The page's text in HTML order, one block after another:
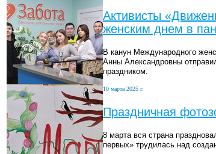
Активисты
женским днем в
В канун Международного
Анны Александровны
праздником.
10 марта 2025 г.
Праздничная
8 марта вся страна
первых» трудилась над